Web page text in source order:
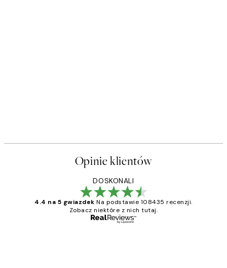
Opinie klientów
DOSKONALI
4.4 na 5 gwiazdek Na podstawie 108435 recenzji.
Zobacz niektóre z nich tutaj.